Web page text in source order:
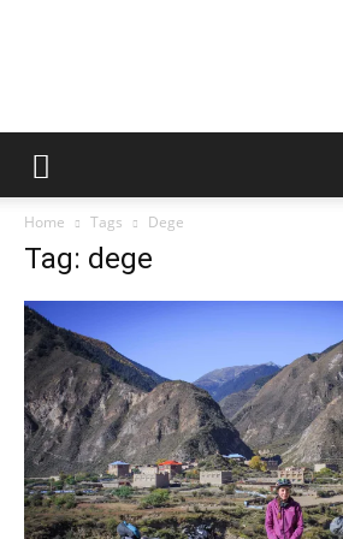
Home Tags Dege
Tag: dege